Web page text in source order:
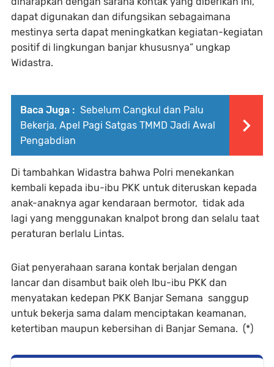
dapat digunakan dan difungsikan sebagaimana
mestinya serta dapat meningkatkan kegiatan-kegiatan
positif di lingkungan banjar khususnya” ungkap
Widastra.
Baca Juga : Sebelum Cangkul dan Palu
Bekerja, Apel Pagi Satgas TMMD Jadi Awal
Pengabdian
Di tambahkan Widastra bahwa Polri menekankan
kembali kepada ibu-ibu PKK untuk diteruskan kepada
anak-anaknya agar kendaraan bermotor, tidak ada
lagi yang menggunakan knalpot brong dan selalu taat
peraturan berlalu Lintas.
Giat penyerahaan sarana kontak berjalan dengan
lancar dan disambut baik oleh Ibu-ibu PKK dan
menyatakan kedepan PKK Banjar Semana sanggup
untuk bekerja sama dalam menciptakan keamanan,
ketertiban maupun kebersihan di Banjar Semana. (*)